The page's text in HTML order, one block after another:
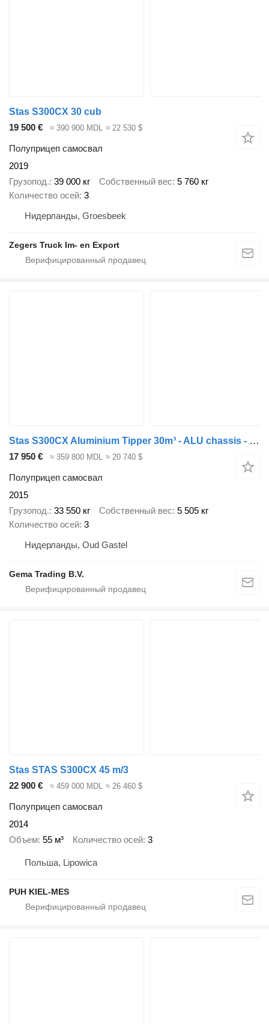
Stas S300CX 30 cub
19 500 €
≈ 390 900 MDL ≈ 22 530 $
Полуприцеп самосвал
2019
Грузопод. 39 000 кг Собственный вес 5 760 кг
Количество осей 3
Нидерланды, Groesbeek
Zegers Truck Im- en Export
Stas S300CX Aluminium Tipper 30m³ - ALU chassis - Teflon Floor Plate
17 950 € ≈ 359 800 MDL ≈ 20 740 $
Полуприцеп самосвал
2015
Грузопод. 33 550 кг Собственный вес 5 505 кг
Количество осей 3
Нидерланды, Oud Gastel
Gema Trading B.V.
Stas STAS S300CX 45 m/3
22 900 €
≈ 459 000 MDL ≈ 26 460 $
Полуприцеп самосвал
2014
Объем 55 м³ Количество осей 3
Польша, Lipowica
PUH KIEL-MES